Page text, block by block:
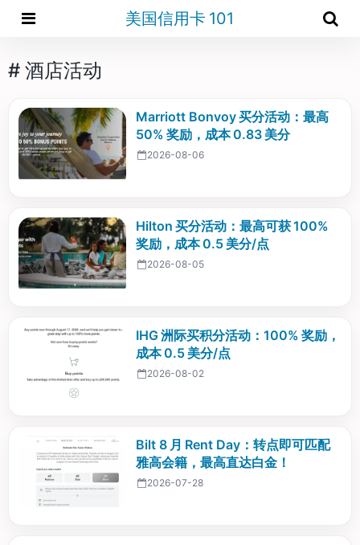
美国信用卡 101
# 酒店活动
Marriott Bonvoy 买分活动：最高
50% 奖励，成本 0.83 美分
2026-08-06
Hilton 买分活动：最高可获 100%
奖励，成本 0.5 美分/点
2026-08-05
IHG 洲际买积分活动：100% 奖励，
成本 0.5 美分/点
2026-08-02
Bilt 8 月 Rent Day：转点即可匹配
雅高会籍，最高直达白金！
2026-07-28